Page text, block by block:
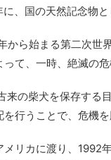
、国の天然記念物と
から始まる第二次世
て、一時、絶滅の危
来の柴犬を保存する
行うことで、危機を
メリカに渡り、1992